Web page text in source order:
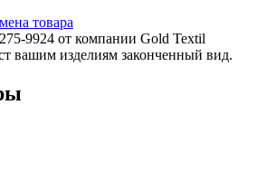
товара
9924 от компании Gold Textil
вашим изделиям законченный вид.